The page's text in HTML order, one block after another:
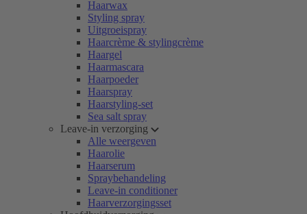
Haarwax
Styling spray
Uitgroeispray
Haarcrème & stylingcrème
Haargel
Haarmascara
Haarpoeder
Haarspray
Haarstyling-set
Sea salt spray
Leave-in verzorging
Alle weergeven
Haarolie
Haarserum
Spraybehandeling
Leave-in conditioner
Haarverzorgingsset